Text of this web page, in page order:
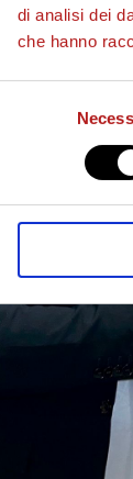
di analisi dei
che hanno